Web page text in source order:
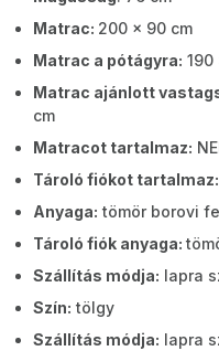
Matrac: 200 x 90 cm
Matrac a pótágyra: 190
Matrac ajánlott
cm
Matracot tartalmaz:
Tároló fiókot tartalmaz:
Anyaga: tömör borovi
Tároló fiók anyaga:
Szállítás módja: lapra
Szín: tölgy
Szállítás módja: lapra